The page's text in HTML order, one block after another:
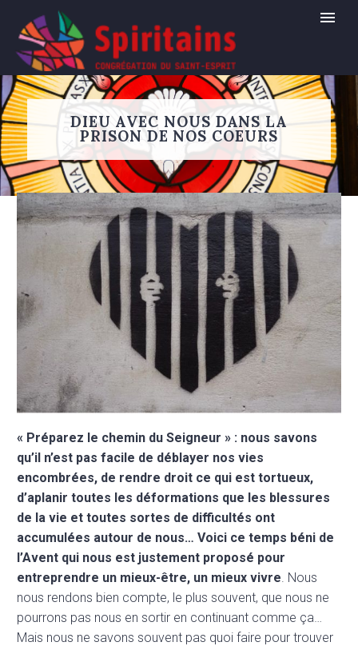
DIEU AVEC NOUS DANS LA
PRISON DE NOS COEURS
« Préparez le chemin du Seigneur » : nous savons
qu’il n’est pas facile de déblayer nos vies
encombrées, de rendre droit ce qui est tortueux,
d’aplanir toutes les déformations que les blessures
de la vie et toutes sortes de difficultés ont
accumulées autour de nous… Voici ce temps béni de
l’Avent qui nous est justement proposé pour
entreprendre un mieux-être, un mieux vivre . Nous
nous rendons bien compte, le plus souvent, que nous ne
pourrons pas nous en sortir en continuant comme ça…
Mais nous ne savons souvent pas quoi faire pour trouver